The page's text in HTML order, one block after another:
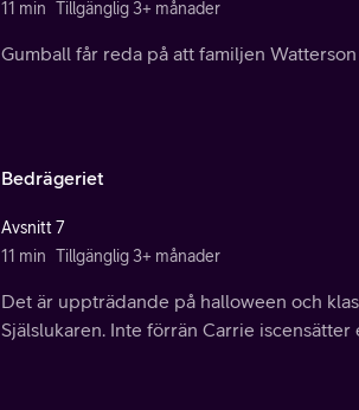
11 min Tillgänglig 3+ månader
Gumball får reda på att familjen
Bedrägeriet
Avsnitt 7
11 min Tillgänglig 3+ månader
Det är uppträdande på halloween och
Själslukaren. Inte förrän Carrie iscensätter